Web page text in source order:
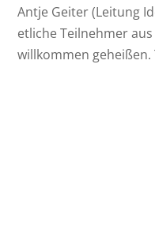
Antje Geiter (Leitung
etliche Teilnehmer
willkommen geheißen.